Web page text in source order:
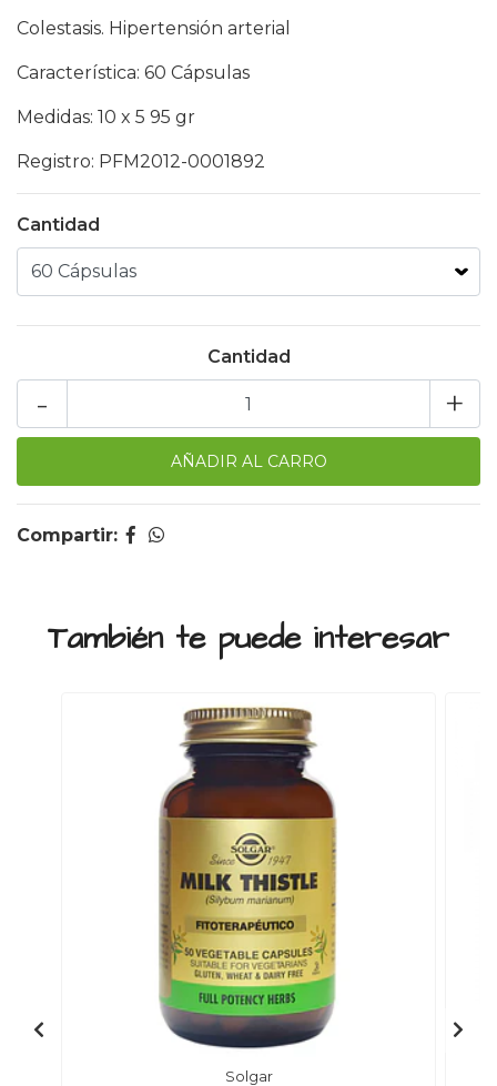
Colestasis. Hipertensión arterial
Característica: 60 Cápsulas
Medidas: 10 x 5 95 gr
Registro: PFM2012-0001892
Cantidad
Cantidad
+
-
Compartir:
También te puede interesar
Solgar